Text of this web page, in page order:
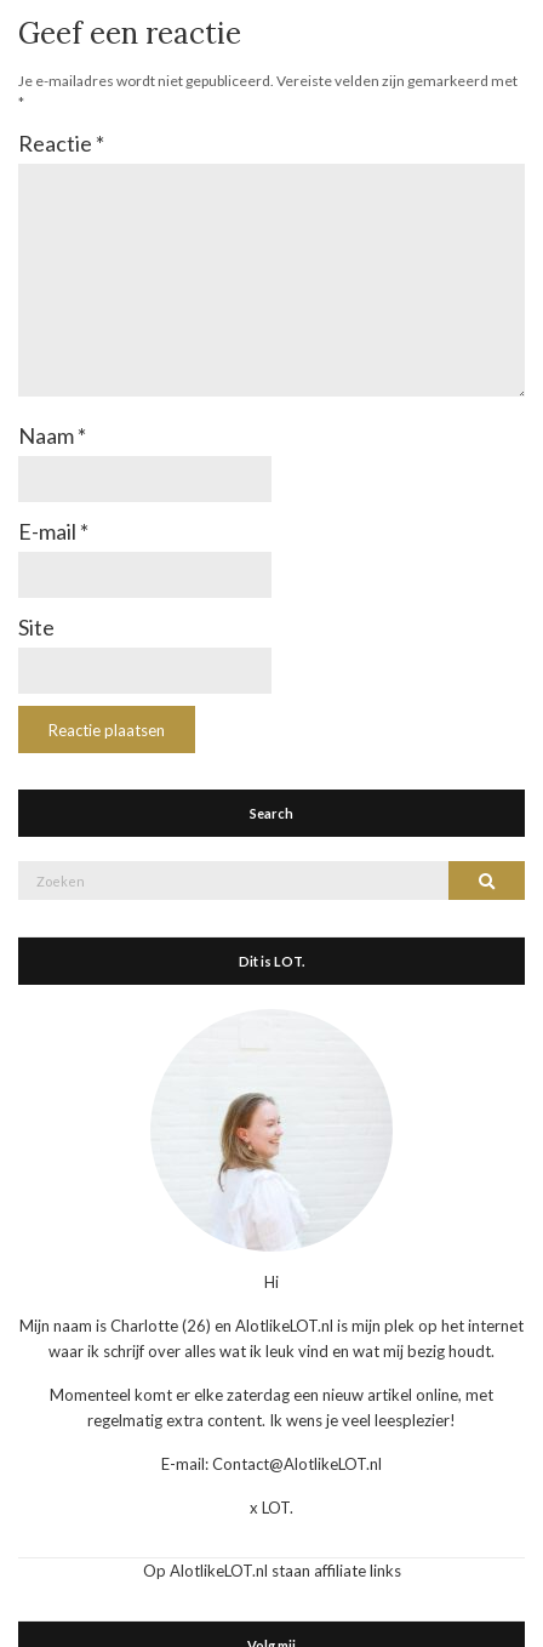
Geef een reactie
Je e-mailadres wordt niet gepubliceerd. Vereiste velden zijn gemarkeerd met
*
Reactie *
Naam*
E-mail *
Site
Search
Zoek
Dit is LOT.
Hi
Mijn naam is Charlotte (26) en AlotlikeLOT.nl is mijn plek op het internet
waar ik schrijf over alles wat ik leuk vind en wat mij bezig houdt.
Momenteel komt er elke zaterdag een nieuw artikel online, met
regelmatig extra content. Ik wens je veel leesplezier!
E-mail: Contact@AlotlikeLOT.nl
x LOT.
Op AlotlikeLOT.nl staan affiliate links